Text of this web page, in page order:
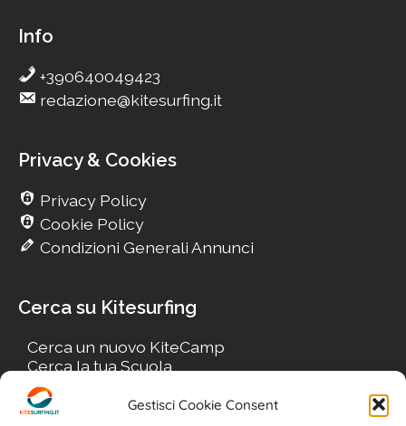
Gestisci Cookie Consent
Info
+390640049423
redazione@kitesurfing.it
Privacy & Cookies
Privacy Policy
Cookie Policy
Condizioni Generali Annunci
Cerca su Kitesurfing
Cerca un nuovo KiteCamp
Cerca la tua Scuola
Cerca il tuo KiteSpot
Cerca Accommodation